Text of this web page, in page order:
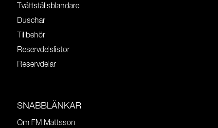
Tvättställsblandare
Duschar
Tillbehör
Reservdelslistor
Reservdelar
SNABBLÄNKAR
Om FM Mattsson